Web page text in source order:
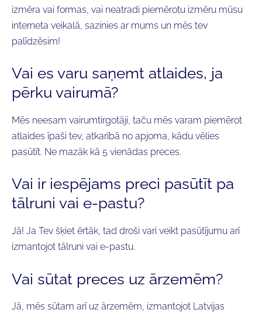
izmēra vai formas, vai neatradi piemērotu izmēru mūsu
interneta veikalā, sazinies ar mums un mēs tev
palīdzēsim!
Vai es varu saņemt atlaides, ja
pērku vairumā?
Mēs neesam vairumtirgotāji, taču mēs varam piemērot
atlaides īpaši tev, atkarībā no apjoma, kādu vēlies
pasūtīt. Ne mazāk kā 5 vienādas preces.
Vai ir iespējams preci pasūtīt pa
tālruni vai e-pastu?
Jā! Ja Tev šķiet ērtāk, tad droši vari veikt pasūtījumu arī
izmantojot tālruni vai e-pastu.
Vai sūtat preces uz ārzemēm?
Jā, mēs sūtam arī uz ārzemēm, izmantojot Latvijas